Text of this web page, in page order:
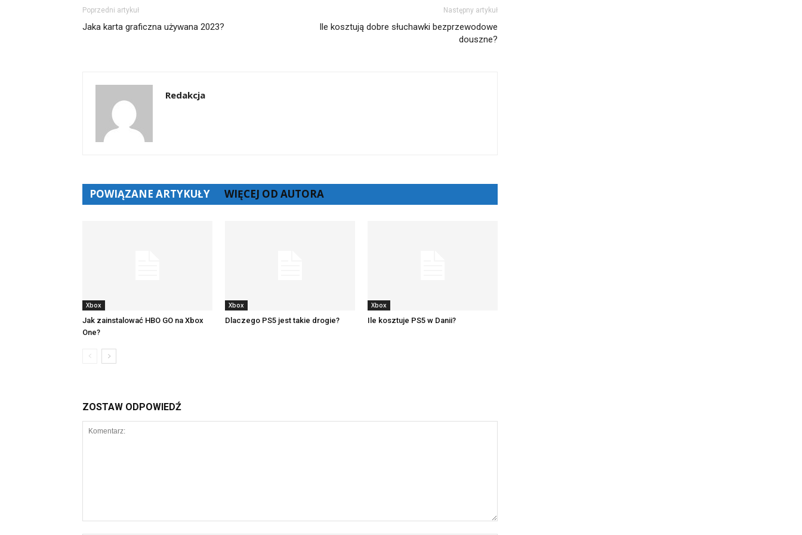
Poprzedni artykuł
Jaka karta graficzna używana 2023?
Następny artykuł
Ile kosztują dobre słuchawki bezprzewodowe
douszne?
Redakcja
POWIĄZANE ARTYKUŁY WIĘCEJ OD AUTORA
Xbox
Jak zainstalować HBO GO na Xbox
One?
Xbox
Dlaczego PS5 jest takie drogie?
Xbox
Ile kosztuje PS5 w Danii?
ZOSTAW ODPOWIEDŹ